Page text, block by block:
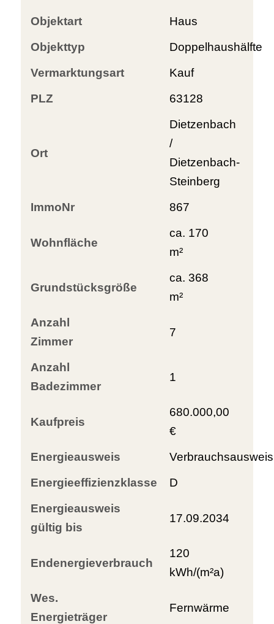
Objektart
Haus
Objekttyp
Doppelhaushälfte
Vermarktungsart
Kauf
PLZ
63128
Ort
Dietzenbach
/
Dietzenbach-
Steinberg
ImmoNr
867
Wohnfläche
ca. 170
m²
Grundstücksgröße
ca. 368
m²
Anzahl
Zimmer
7
Anzahl
Badezimmer
1
Kaufpreis
680.000,00
€
Energieausweis
Verbrauchsausweis
Energieeffizienzklasse
D
Energieausweis
gültig bis
17.09.2034
Endenergieverbrauch
120
kWh/(m²a)
Wes.
Energieträger
Fernwärme